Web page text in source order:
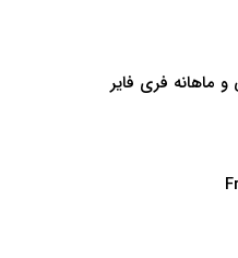
ماهانه فری فایر